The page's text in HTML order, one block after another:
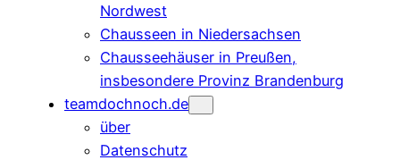
Nordwest
Chausseen in Niedersachsen
Chausseehäuser in Preußen,
insbesondere Provinz Brandenburg
teamdochnoch.de
über
Datenschutz